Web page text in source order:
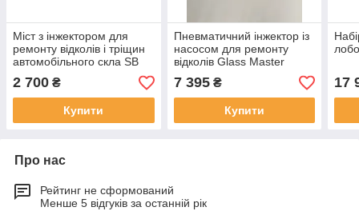
Міст з інжектором для
ремонту відколів і тріщин
автомобільного скла SB
Classic
2 700 ₴
Купити
Пневматичний інжектор із
насосом для ремонту
відколів Glass Master
фірми Trotech USA
7 395₴
Купити
17
Про нас
Рейтинг не сформований
Менше 5 відгуків за останній рік